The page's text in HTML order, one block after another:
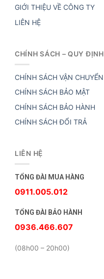
GIỚI THIỆU VỀ CÔNG TY
LIÊN HỆ
CHÍNH SÁCH – QUY ĐỊNH
CHÍNH SÁCH VẬN CHUYỂN
CHÍNH SÁCH BẢO MẬT
CHÍNH SÁCH BẢO HÀNH
CHÍNH SÁCH ĐỔI TRẢ
LIÊN HỆ
TỔNG ĐÀI MUA HÀNG
0911.005.012
TỔNG ĐÀI BẢO HÀNH
0936.466.607
(08h00 – 20h00)